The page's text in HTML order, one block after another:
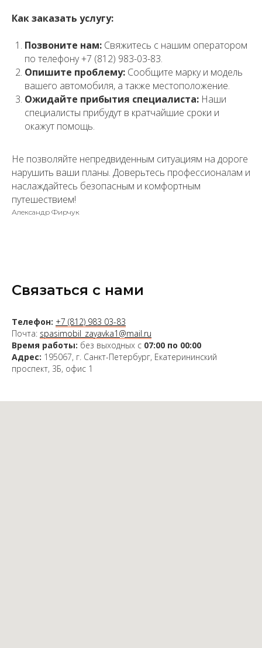
Как заказать услугу:
Позвоните нам: Свяжитесь с нашим оператором
по телефону +7 (812) 983-03-83.
Опишите проблему: Сообщите марку и модель
вашего автомобиля, а также местоположение.
Ожидайте прибытия специалиста: Наши
специалисты прибудут в кратчайшие сроки и
окажут помощь.
Не позволяйте непредвиденным ситуациям на дороге
нарушить ваши планы. Доверьтесь профессионалам и
наслаждайтесь безопасным и комфортным
путешествием!
Александр Фирчук
Связаться с нами
Телефон: +7 (812) 983 03-83
Почта: spasimobil_zayavka1@mail.ru
Время работы: без выходных с 07:00 по 00:00
Адрес: 195067, г. Санкт-Петербург, Екатерининский
проспект, 3Б, офис 1